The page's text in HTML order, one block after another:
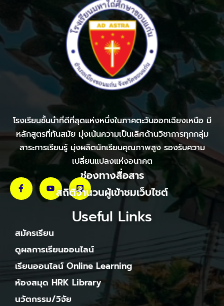
โรงเรียนชั้นนำที่ดีที่สุดแห่งหนึ่งในภาคตะวันออกเฉียงเหนือ มี
หลักสูตรที่ทันสมัย มุ่งเน้นความเป็นเลิศด้านวิชาการทุกกลุ่ม
สาระการเรียนรู้ มุ่งผลิตนักเรียนคุณภาพสูง รองรับความ
เปลี่ยนแปลงแห่งอนาคต
ช่องทางสื่อสาร
สถิติจำนวนผู้เข้าชมเว็บไชต์
Useful Links
สมัครเรียน
ดูผลการเรียนออนไลน์
เรียนออนไลน์ Online Learning
ห้องสมุด HRK Library
นวัตกรรม/วิจัย